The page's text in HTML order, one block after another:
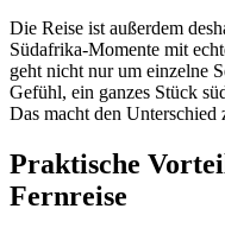
Die Reise ist außerdem
Südafrika-Momente mit
geht nicht nur um einzelne
Gefühl, ein ganzes Stück
Das macht den
Praktische
Fernreise